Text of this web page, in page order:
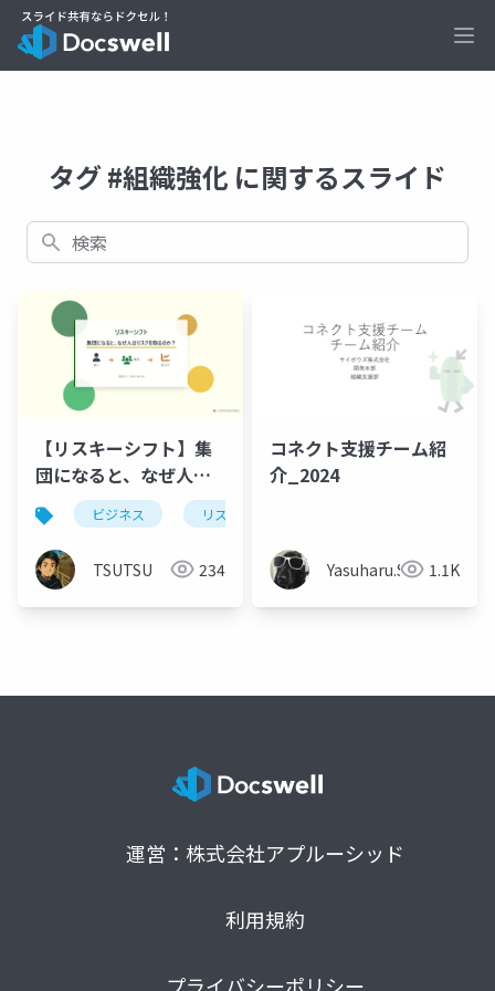
タグ #組織強化 に関するスライド
検索
【リスキーシフト】集
団になると、なぜ人は
リスクを取るのか？
ビジネス リスキーシフト
TSUTSU 234
コネクト支援チーム紹
介_2024
Yasuharu.S 1.1K
運営：株式会社アプルーシッド
利用規約
プライバシーポリシー